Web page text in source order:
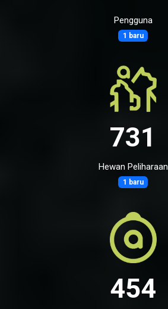
Pengguna
1 baru
731
Hewan Peliharaan
1 baru
454